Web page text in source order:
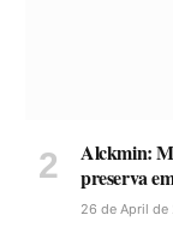
Alckmin:
preserva
26 de April de